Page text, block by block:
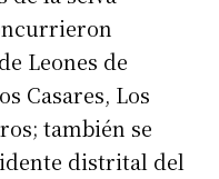
Leones de
Casares, Los
también se
distrital del